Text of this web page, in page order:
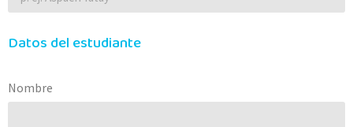
Datos del estudiante
Nombre